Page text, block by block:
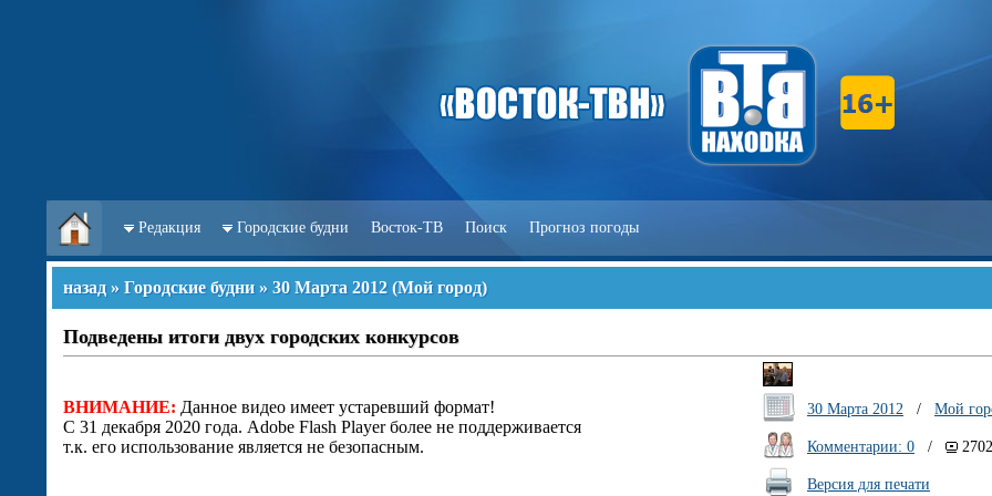
Редакция Городские будни Восток-ТВ Поиск Прогноз погоды
назад » Городские будни » 30 Марта 2012 (Мой город)
Подведены итоги двух городских конкурсов
ВНИМАНИЕ: Данное видео имеет устаревший формат!
С 31 декабря 2020 года. Adobe Flash Player более не поддерживается
т.к. его использование является не безопасным.
30 Марта 2012 / Мой
Комментарии: 0 / 2702
Версия для печати